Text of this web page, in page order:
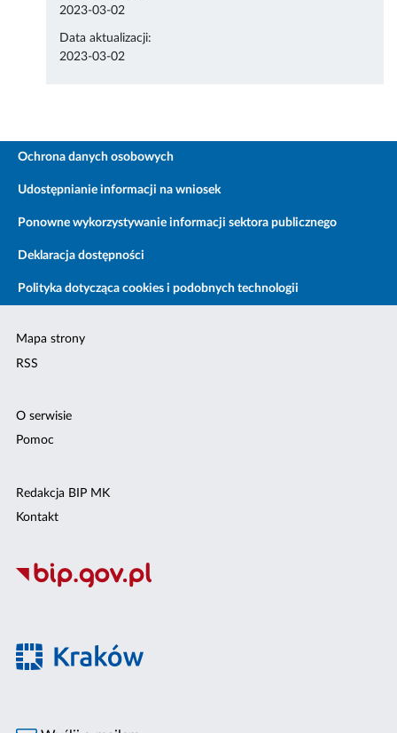
2023-03-02
Data aktualizacji:
2023-03-02
Ochrona danych osobowych
Udostępnianie informacji na wniosek
Ponowne wykorzystywanie informacji sektora publicznego
Deklaracja dostępności
Polityka dotycząca cookies i podobnych technologii
Mapa strony
RSS
O serwisie
Pomoc
Redakcja BIP MK
Kontakt